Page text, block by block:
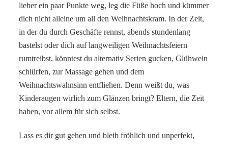
lieber ein paar Punkte weg, leg die Füße hoch und kümmer
dich nicht alleine um all den Weihnachtskram. In der Zeit,
in der du durch Geschäfte rennst, abends stundenlang
bastelst oder dich auf langweiligen Weihnachtsfeiern
rumtreibst, könntest du alternativ Serien gucken, Glühwein
schlürfen, zur Massage gehen und dem
Weihnachtswahnsinn entfliehen. Denn weißt du, was
Kinderaugen wirlich zum Glänzen bringt? Eltern, die Zeit
haben, vor allem für sich selbst.
Lass es dir gut gehen und bleib fröhlich und unperfekt,